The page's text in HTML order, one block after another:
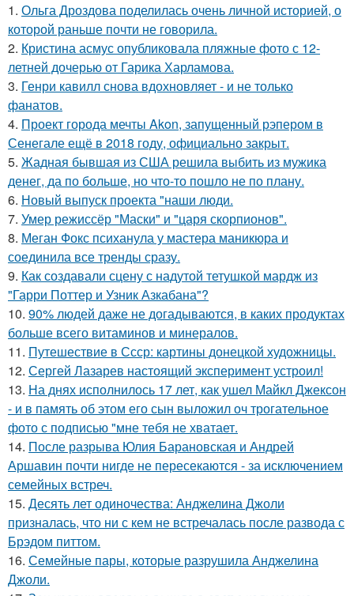
1. Ольга Дроздова поделилась очень личной историей, о
которой раньше почти не говорила.
2. Кристина асмус опубликовала пляжные фото с 12-
летней дочерью от Гарика Харламова.
3. Генри кавилл снова вдохновляет - и не только
фанатов.
4. Проект города мечты Akon, запущенный рэпером в
Сенегале ещё в 2018 году, официально закрыт.
5. Жадная бывшая из США решила выбить из мужика
денег, да по больше, но что-то пошло не по плану.
6. Новый выпуск проекта "наши люди.
7. Умер режиссёр "Маски" и "царя скорпионов".
8. Меган Фокс психанула у мастера маникюра и
соединила все тренды сразу.
9. Как создавали сцену с надутой тетушкой мардж из
"Гарри Поттер и Узник Азкабана"?
10. 90% людей даже не догадываются, в каких продуктах
больше всего витаминов и минералов.
11. Путешествие в Ссср: картины донецкой художницы.
12. Сергей Лазарев настоящий эксперимент устроил!
13. На днях исполнилось 17 лет, как ушел Майкл Джексон
- и в память об этом его сын выложил оч трогательное
фото с подписью "мне тебя не хватает.
14. После разрыва Юлия Барановская и Андрей
Аршавин почти нигде не пересекаются - за исключением
семейных встреч.
15. Десять лет одиночества: Анджелина Джоли
призналась, что ни с кем не встречалась после развода с
Брэдом питтом.
16. Семейные пары, которые разрушила Анджелина
Джоли.